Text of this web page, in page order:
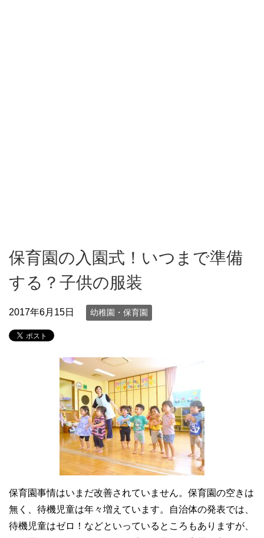
保育園の入園式！いつまで準備
する？子供の服装
2017年6月15日 幼稚園・保育園
保育園事情はいまだ改善されていません。保育園の空きは
無く、待機児童は年々増えています。自治体の発表では、
待機児童はゼロ！などといっているところもありますが、